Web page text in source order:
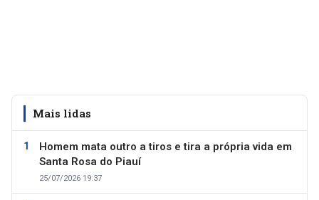
Mais lidas
Homem mata outro a tiros e tira a própria vida em
Santa Rosa do Piauí
25/07/2026 19:37